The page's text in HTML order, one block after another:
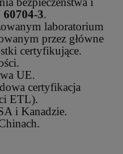
60704-3.
laboratorium
przez główne
certyfikujące.
UE.
certyfikacja
ETL).
i Kanadzie.